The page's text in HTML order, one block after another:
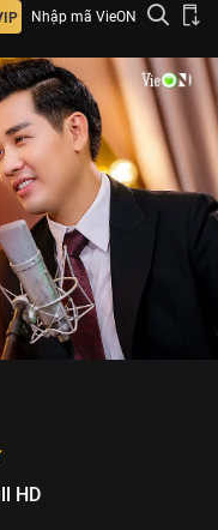
Nhập mã VieON
HD